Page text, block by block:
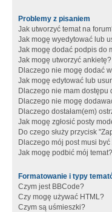
Problemy z pisaniem
Jak utworzyć temat na
Jak mogę wyedytować lub
Jak mogę dodać podpis do
Jak mogę utworzyć ankietę?
Dlaczego nie mogę dodać
Jak mogę edytować lub
Dlaczego nie mam dostępu
Dlaczego nie mogę
Dlaczego dostałam(em)
Jak mogę zgłosić posty
Do czego służy przycisk
Dlaczego mój post musi
Jak mogę podbić mój temat?
Formatowanie i typy
Czym jest BBCode?
Czy mogę używać HTML?
Czym są uśmieszki?